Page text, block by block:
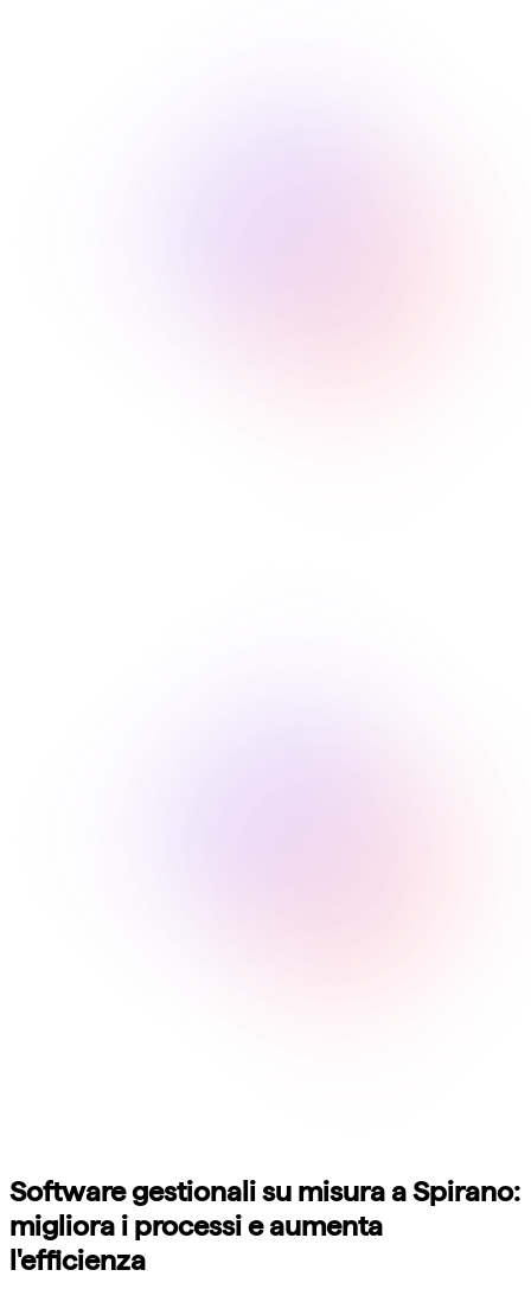
Software gestionali su misura a Spirano:
migliora i processi e aumenta
l'efficienza